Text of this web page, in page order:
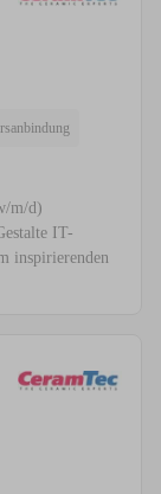
m/d)
IT-
inspirierenden